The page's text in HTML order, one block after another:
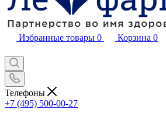
Избранные товары 0 Корзина 0
Телефоны
+7 (495) 500-00-27